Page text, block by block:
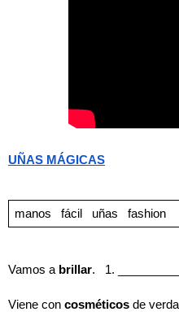
UÑAS MÁGICAS
manos fácil uñas fashion
Vamos a brillar.   1.
Viene con cosméticos de